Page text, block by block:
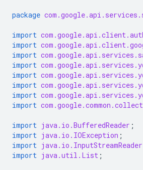
package
import
import
import
import
import
import
import
import
import java.io.BufferedReader ;
import java.io.IOException ;
import java.io.InputStreamReader
import java.util.List ;